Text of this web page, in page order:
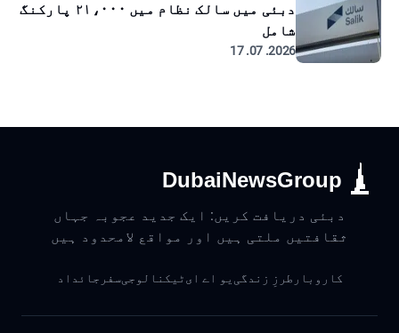
دبئی میں سالک نظام میں ۲۱،۰۰۰ پارکنگ
شامل
2026. 07. 17
DubaiNewsGroup
دبئی دریافت کریں: ایک جدید عجوبہ جہاں
ثقافتیں ملتی ہیں اور مواقع لامحدود ہیں
کاروبار طرزِ زندگی یو اے ایٹیکنالوجیسفر جائداد